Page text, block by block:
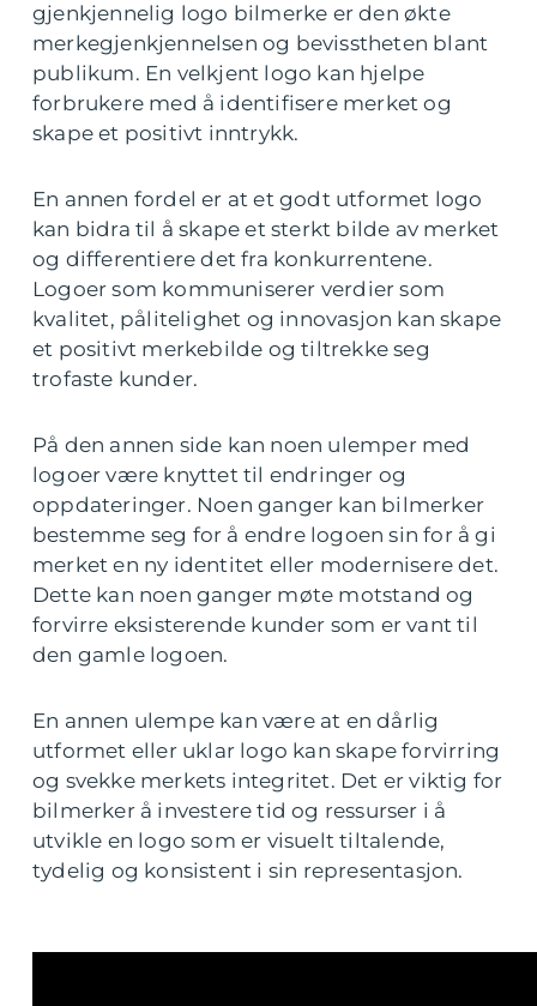
gjenkjennelig logo bilmerke er den økte
merkegjenkjennelsen og bevisstheten blant
publikum. En velkjent logo kan hjelpe
forbrukere med å identifisere merket og
skape et positivt inntrykk.
En annen fordel er at et godt utformet logo
kan bidra til å skape et sterkt bilde av merket
og differentiere det fra konkurrentene.
Logoer som kommuniserer verdier som
kvalitet, pålitelighet og innovasjon kan skape
et positivt merkebilde og tiltrekke seg
trofaste kunder.
På den annen side kan noen ulemper med
logoer være knyttet til endringer og
oppdateringer. Noen ganger kan bilmerker
bestemme seg for å endre logoen sin for å gi
merket en ny identitet eller modernisere det.
Dette kan noen ganger møte motstand og
forvirre eksisterende kunder som er vant til
den gamle logoen.
En annen ulempe kan være at en dårlig
utformet eller uklar logo kan skape forvirring
og svekke merkets integritet. Det er viktig for
bilmerker å investere tid og ressurser i å
utvikle en logo som er visuelt tiltalende,
tydelig og konsistent i sin representasjon.